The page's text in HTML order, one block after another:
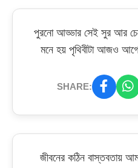
পুরনো আড্ডার সেই সুর আর
মনে হয় পৃথিবীটা আজও
SHARE:
জীবনের কঠিন বাস্তবতায়